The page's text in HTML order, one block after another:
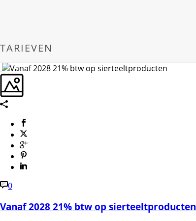
TARIEVEN
0
Vanaf 2028 21% btw op sierteeltproducten